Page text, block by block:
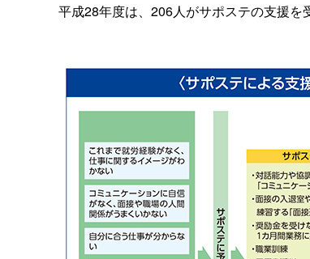
平成28年度は、206人がサポステの支援を